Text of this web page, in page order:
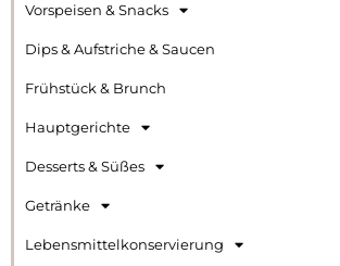
Vorspeisen & Snacks
Dips & Aufstriche & Saucen
Frühstück & Brunch
Hauptgerichte
Desserts & Süßes
Getränke
Lebensmittelkonservierung